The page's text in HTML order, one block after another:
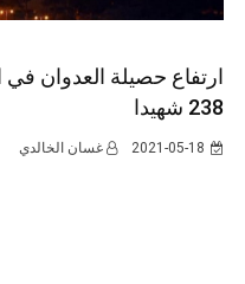
ارتفاع حصيلة العدوان في
238 شهيدا
2021-05-18 غسان الخالدي